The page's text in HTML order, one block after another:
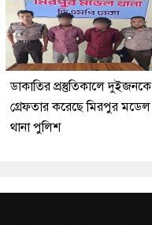
ডাকাতির প্রস্তুতিকালে দুইজনকে
গ্রেফতার করেছে মিরপুর মডেল
থানা পুলিশ